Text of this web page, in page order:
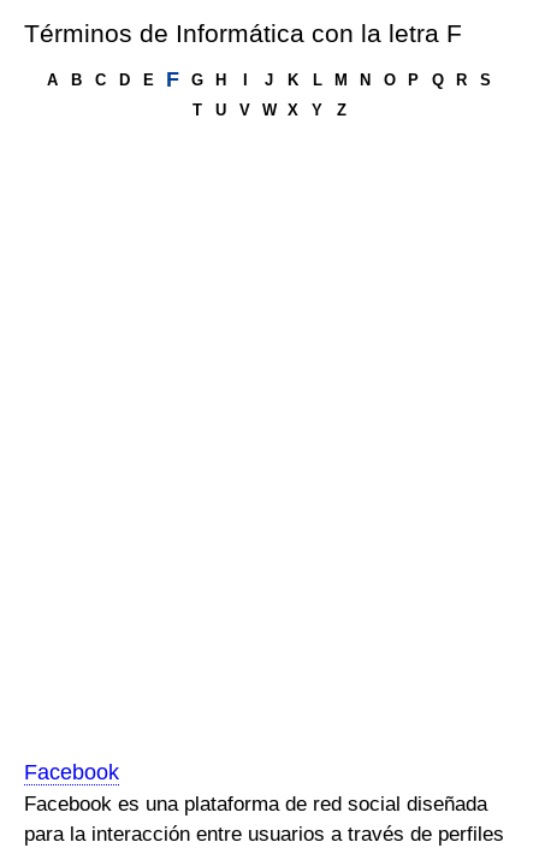
Términos de Informática con la letra F
A B C D E F G H J K L M N O P Q R
S
T
U V W X Y Z
Facebook
Facebook es una plataforma de red social diseñada
para la interacción entre usuarios a través de perfiles